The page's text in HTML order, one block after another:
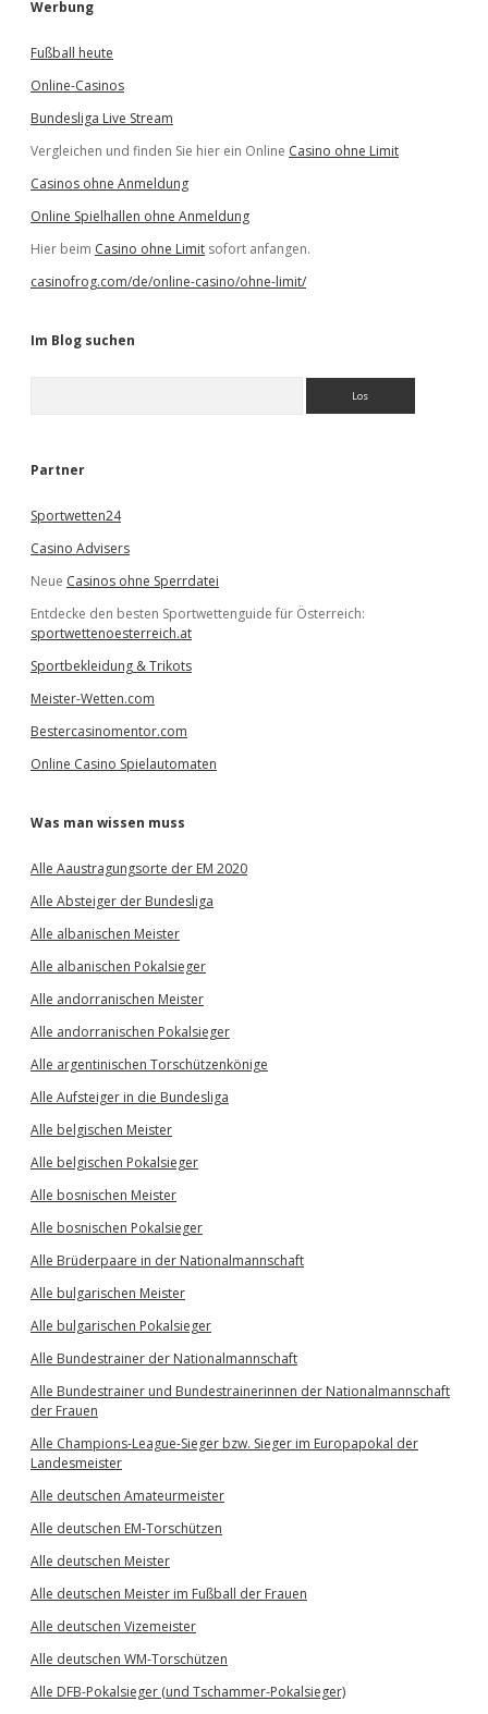
Werbung
Fußball heute
Online-Casinos
Bundesliga Live Stream
Vergleichen und finden Sie hier ein Online Casino ohne Limit
Casinos ohne Anmeldung
Online Spielhallen ohne Anmeldung
Hier beim Casino ohne Limit sofort anfangen.
casinofrog.com/de/online-casino/ohne-limit/
Im Blog suchen
e
Partner
Sportwetten24
Casino Advisers
Neue Casinos ohne Sperrdatei
Entdecke den besten Sportwettenguide für Österreich:
sportwettenoesterreich.at
Sportbekleidung & Trikots
Meister-Wetten.com
Bestercasinomentor.com
Online Casino Spielautomaten
Was man wissen muss
Alle Aaustragungsorte der EM 2020
Alle Absteiger der Bundesliga
Alle albanischen Meister
Alle albanischen Pokalsieger
Alle andorranischen Meister
Alle andorranischen Pokalsieger
Alle argentinischen Torschützenkönige
Alle Aufsteiger in die Bundesliga
Alle belgischen Meister
Alle belgischen Pokalsieger
Alle bosnischen Meister
Alle bosnischen Pokalsieger
Alle Brüderpaare in der Nationalmannschaft
Alle bulgarischen Meister
Alle bulgarischen Pokalsieger
Alle Bundestrainer der Nationalmannschaft
Alle Bundestrainer und Bundestrainerinnen der Nationalmannschaft
der Frauen
Alle Champions-League-Sieger bzw. Sieger im Europapokal der
Landesmeister
Alle deutschen Amateurmeister
Alle deutschen EM-Torschützen
Alle deutschen Meister
Alle deutschen Meister im Fußball der Frauen
Alle deutschen Vizemeister
Alle deutschen WM-Torschützen
Alle DFB-Pokalsieger (und Tschammer-Pokalsieger)